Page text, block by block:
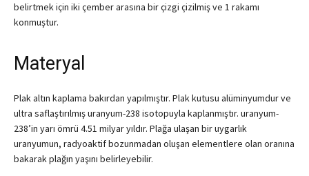
belirtmek için iki çember arasına bir çizgi çizilmiş ve 1 rakamı
konmuştur.
Materyal
Plak altın kaplama bakırdan yapılmıştır. Plak kutusu alüminyumdur ve
ultra saflaştırılmış uranyum-238 isotopuyla kaplanmıştır. uranyum-
238’in yarı ömrü 4.51 milyar yıldır. Plağa ulaşan bir uygarlık
uranyumun, radyoaktif bozunmadan oluşan elementlere olan oranına
bakarak plağın yaşını belirleyebilir.